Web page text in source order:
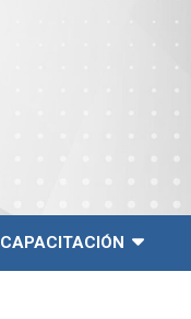
CAPACITACIÓN